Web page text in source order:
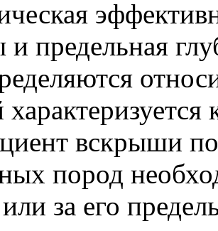
предельная
вскрыши
пород
за его